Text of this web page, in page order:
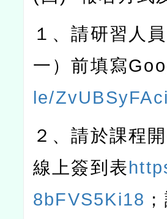
１、請研習人
一）前填寫
le/
２、請於課程
線上簽到表
8bFVS5Ki18